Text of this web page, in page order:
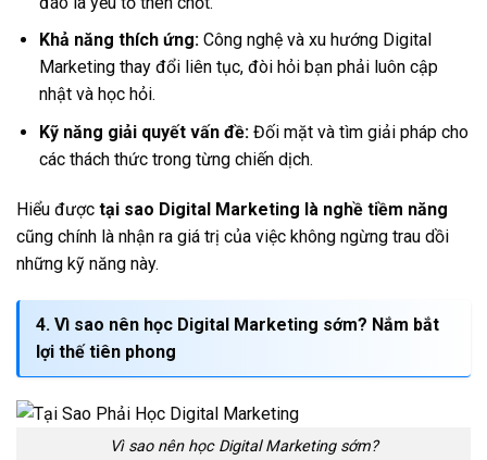
Khả năng thích ứng:Công nghệ và xu hướng Digital
Marketing thay đổi liên tục, đòi hỏi bạn phải luôn cập
nhật và học hỏi.
Kỹ năng giải quyết vấn đề:Đối mặt và tìm giải pháp cho
các thách thức trong từng chiến dịch.
Hiểu được tại sao Digital Marketing là nghề tiềm năng
cũng chính là nhận ra giá trị của việc không ngừng trau dồi
những kỹ năng này.
4. Vì sao nên học Digital Marketing sớm? Nắm bắt
lợi thế tiên phong
Vì sao nên học Digital Marketing sớm?